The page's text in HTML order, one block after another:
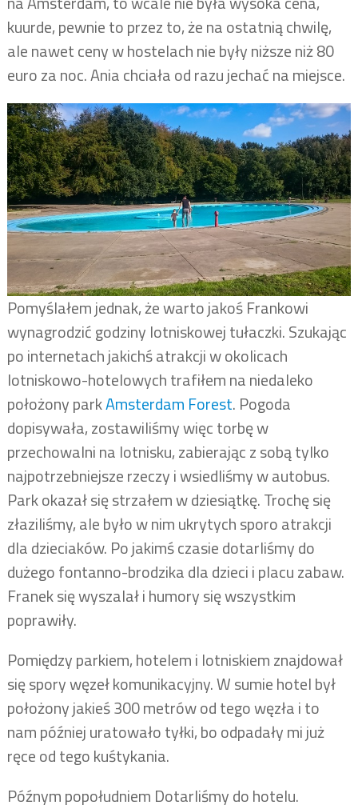
kuurde, pewnie to przez to, że na ostatnią chwilę,
ale nawet ceny w hostelach nie były niższe niż 80
euro za noc. Ania chciała od razu jechać na miejsce.
Pomyślałem jednak, że warto jakoś Frankowi
wynagrodzić godziny lotniskowej tułaczki. Szukając
po internetach jakichś atrakcji w okolicach
lotniskowo-hotelowych trafiłem na niedaleko
położony parkAmsterdam Forest. Pogoda
dopisywała, zostawiliśmy więc torbę w
przechowalni na lotnisku, zabierając z sobą tylko
najpotrzebniejsze rzeczy i wsiedliśmy w autobus.
Park okazał się strzałem w dziesiątkę. Trochę się
złaziliśmy, ale było w nim ukrytych sporo atrakcji
dla dzieciaków. Po jakimś czasie dotarliśmy do
dużego fontanno-brodzika dla dzieci i placu zabaw.
Franek się wyszalał i humory się wszystkim
poprawiły.
Pomiędzy parkiem, hotelem i lotniskiem znajdował
się spory węzeł komunikacyjny. W sumie hotel był
położony jakieś 300 metrów od tego węzła i to
nam później uratowało tyłki, bo odpadały mi już
ręce od tego kuśtykania.
Późnym popołudniem Dotarliśmy do hotelu.